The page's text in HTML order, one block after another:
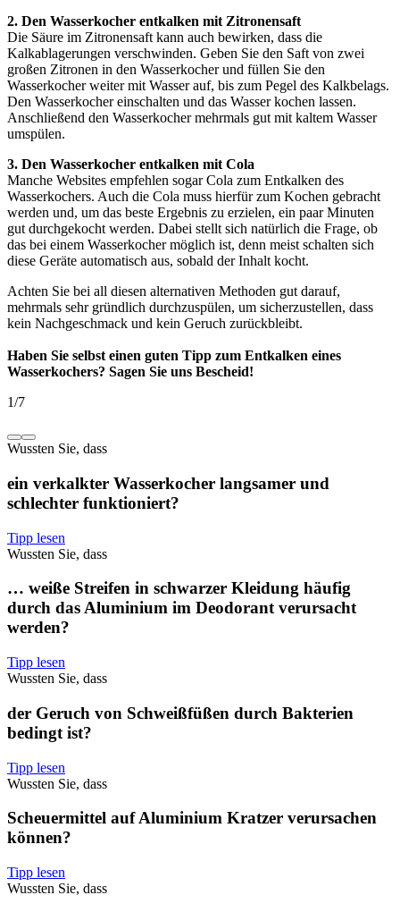
2. Den Wasserkocher entkalken mit Zitronensaft
Die Säure im Zitronensaft kann auch bewirken, dass die
Kalkablagerungen verschwinden. Geben Sie den Saft von zwei
großen Zitronen in den Wasserkocher und füllen Sie den
Wasserkocher weiter mit Wasser auf, bis zum Pegel des Kalkbelags.
Den Wasserkocher einschalten und das Wasser kochen lassen.
Anschließend den Wasserkocher mehrmals gut mit kaltem Wasser
umspülen.
3. Den Wasserkocher entkalken mit Cola
Manche Websites empfehlen sogar Cola zum Entkalken des
Wasserkochers. Auch die Cola muss hierfür zum Kochen gebracht
werden und, um das beste Ergebnis zu erzielen, ein paar Minuten
gut durchgekocht werden. Dabei stellt sich natürlich die Frage, ob
das bei einem Wasserkocher möglich ist, denn meist schalten sich
diese Geräte automatisch aus, sobald der Inhalt kocht.
Achten Sie bei all diesen alternativen Methoden gut darauf,
mehrmals sehr gründlich durchzuspülen, um sicherzustellen, dass
kein Nachgeschmack und kein Geruch zurückbleibt.
Haben Sie selbst einen guten Tipp zum Entkalken eines
Wasserkochers? Sagen Sie uns Bescheid!
1/7
Wussten Sie, dass
ein verkalkter Wasserkocher langsamer und
schlechter funktioniert?
Tipp lesen
Wussten Sie, dass
… weiße Streifen in schwarzer Kleidung häufig
durch das Aluminium im Deodorant verursacht
werden?
Tipp lesen
Wussten Sie, dass
der Geruch von Schweißfüßen durch Bakterien
bedingt ist?
Tipp lesen
Wussten Sie, dass
Scheuermittel auf Aluminium Kratzer verursachen
können?
Tipp lesen
Wussten Sie, dass